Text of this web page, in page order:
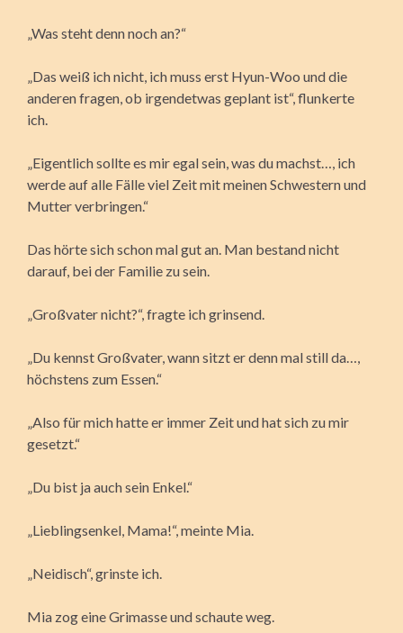
„Was steht denn noch an?“
„Das weiß ich nicht, ich muss erst Hyun-Woo und die
anderen fragen, ob irgendetwas geplant ist“, flunkerte
ich.
„Eigentlich sollte es mir egal sein, was du machst…, ich
werde auf alle Fälle viel Zeit mit meinen Schwestern und
Mutter verbringen.“
Das hörte sich schon mal gut an. Man bestand nicht
darauf, bei der Familie zu sein.
„Großvater nicht?“, fragte ich grinsend.
„Du kennst Großvater, wann sitzt er denn mal still da…,
höchstens zum Essen.“
„Also für mich hatte er immer Zeit und hat sich zu mir
gesetzt.“
„Du bist ja auch sein Enkel.“
„Lieblingsenkel, Mama!“, meinte Mia.
„Neidisch“, grinste ich.
Mia zog eine Grimasse und schaute weg.